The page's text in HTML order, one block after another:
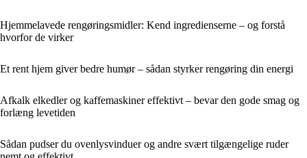
Hjemmelavede rengøringsmidler: Kend ingredienserne – og forstå
hvorfor de virker
Et rent hjem giver bedre humør – sådan styrker rengøring din energi
Afkalk elkedler og kaffemaskiner effektivt – bevar den gode smag og
forlæng levetiden
Sådan pudser du ovenlysvinduer og andre svært tilgængelige ruder